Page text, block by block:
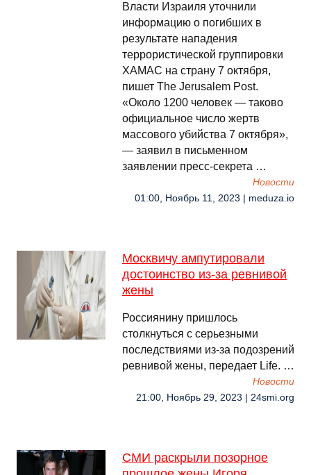
Власти Израиля уточнили
информацию о погибших в
результате нападения
террористической группировки
ХАМАС на страну 7 октября,
пишет The Jerusalem Post.
«Около 1200 человек — таково
официальное число жертв
массового убийства 7 октября»,
— заявил в письменном
заявлении пресс-секрета …
Новости
01:00, Ноябрь 11, 2023 | meduza.io
Москвичу ампутировали
достоинство из-за ревнивой
жены
Россиянину пришлось
столкнуться с серьезными
последствиями из-за подозрений
ревнивой жены, передает Life. …
Новости
21:00, Ноябрь 29, 2023 | 24smi.org
СМИ раскрыли позорное